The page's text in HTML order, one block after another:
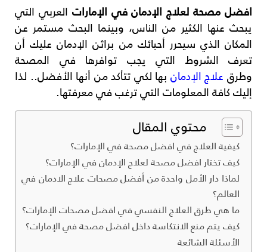
افضل مصحة لعلاج الإدمان في الإمارات العربي التي
يبحث عنها الكثير من الناس، وبينما البحث مستمر عن
المكان الذي سيحرر أحبائك من براثن الإدمان عليك أن
تعرف الشروط التي يجب توافرها في المصحة
وطرقعلاج الإدمان بها لكي تتأكد من أنها الأفضل.. لذا
إليك كافة المعلومات التي ترغب في معرفتها.
محتوي المقال
كيفية العلاج في افضل مصحة في الإمارات؟
كيف تختار افضل مصحة لعلاج الإدمان في الإمارات؟
لماذا دار الأمل واحدة من أفضل مصحات علاج الادمان في
العالم؟
ما هي طرق العلاج النفسي في افضل مصحات الإمارات؟
كيف يتم منع الانتكاسة داخل افضل مصحة في الإمارات؟
الأسئلة الشائعة